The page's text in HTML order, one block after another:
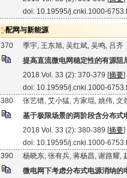
doi: 10.19595/j.cnki.1000-
配网与新能源
370
季宇, 王东旭, 吴红斌, 吴鸣, 吕齐
提高直流微电网稳定性的有源阻
2018 Vol. 33 (2): 370-379 [摘要]
doi: 10.19595/j.cnki.1000-
380
张艺镨, 艾小猛, 方家琨, 姚伟, 文
基于极限场景的两阶段含分布式
2018 Vol. 33 (2): 380-389 [摘要]
doi: 10.19595/j.cnki.1000-
390
杨晓东, 张有兵, 蒋杨昌, 谢路耀,
微电网下考虑分布式电源消纳的